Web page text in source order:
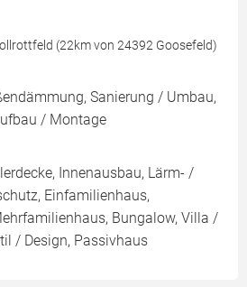
(22km von 24392 Goosefeld)
Sanierung / Umbau,
/ Montage
Innenausbau, Lärm- /
Einfamilienhaus,
Bungalow, Villa /
/ Design, Passivhaus